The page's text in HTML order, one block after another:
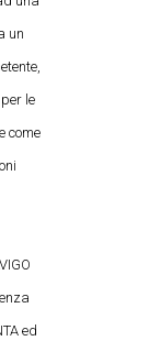
un
le
come
ed